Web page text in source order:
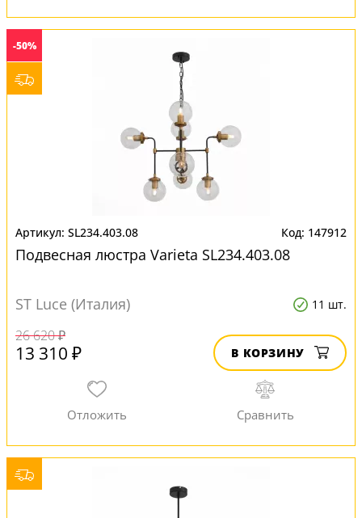
-50%
SL234.403.08 147912
Подвесная люстра Varieta SL234.403.08
ST Luce (Италия) 11 шт.
26 620 ₽
13 310 ₽ В КОРЗИНУ